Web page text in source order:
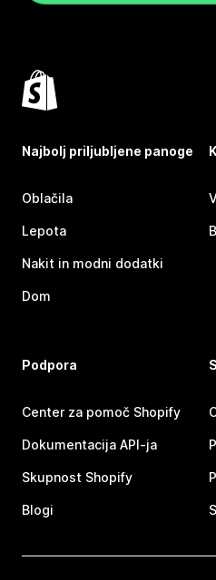
Najbolj priljubljene panoge
Oblačila
Lepota
Nakit in modni dodatki
Dom
Podpora
Center za pomoč Shopify
Dokumentacija API-ja
Skupnost Shopify
Blogi